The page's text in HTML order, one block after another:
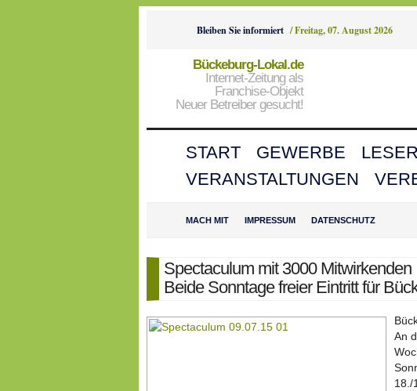
Bleiben Sie informiert /Freitag, 07. August 2026
Bückeburg-Lokal.de
Internet-Zeitung als
Franchise-Objekt
Neuer Betreiber gesucht!
START GEWERBE
VERANSTALTUNGEN
MACH MIT IMPRESSUM DATENSCHUTZ
Spectaculum mit 3000 Mitwirkenden
Beide Sonntage freier Eintritt für
An
18./